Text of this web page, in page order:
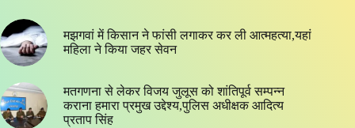
मझगवां में किसान ने फांसी लगाकर कर ली आत्महत्या,यहां
महिला ने किया जहर सेवन
मतगणना से लेकर विजय जुलूस को शांतिपूर्व सम्पन्न
कराना हमारा प्रमुख उद्देश्य,पुलिस अधीक्षक आदित्य
प्रताप सिंह